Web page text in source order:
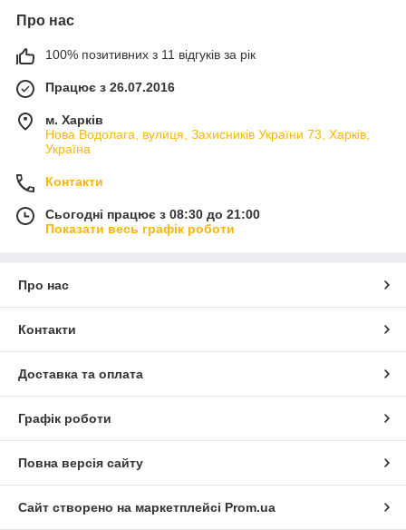
Про нас
100% позитивних з 11 відгуків за рік
Працює з 26.07.2016
м. Харків
Нова Водолага, вулиця, Захисників України 73, Харків,
Україна
Контакти
Сьогодні працює з 08:30 до 21:00
Показати весь графік роботи
Про нас
Контакти
Доставка та оплата
Графік роботи
Повна версія сайту
Сайт створено на маркетплейсі Prom.ua